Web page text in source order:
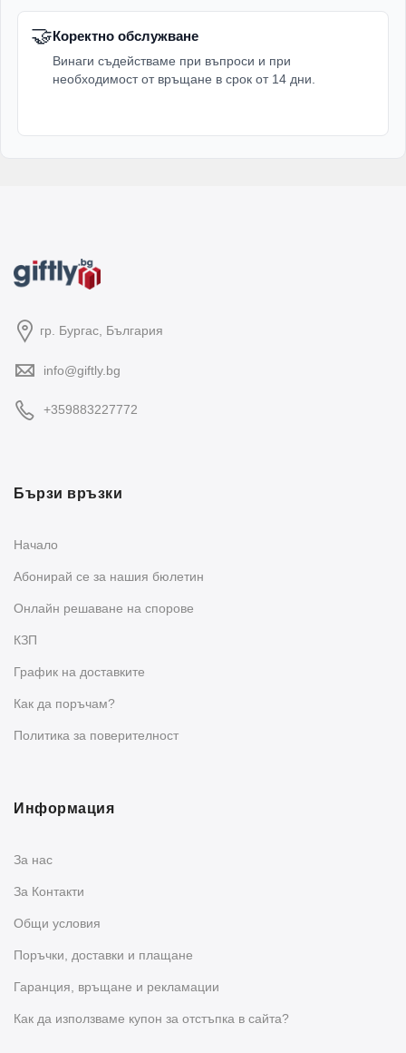
🤝Коректно обслужване
Винаги съдействаме при въпроси и при
необходимост от връщане в срок от 14 дни.
гр. Бургас, България
info@giftly.bg
+359883227772
Бързи връзки
Начало
Абонирай се за нашия бюлетин
Oнлайн решаване на спорове
КЗП
График на доставките
Как да поръчам?
Политика за поверителност
Информация
За нас
За Контакти
Общи условия
Поръчки, доставки и плащане
Гаранция, връщане и рекламации
Как да използваме купон за отстъпка в сайта?